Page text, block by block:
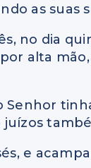
as suas
no dia
alta
e